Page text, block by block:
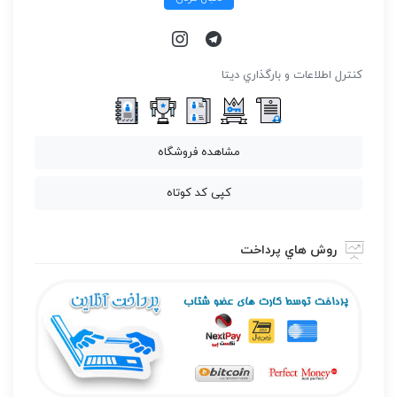
كنترل اطلاعات و بارگذاري ديتا
مشاهده فروشگاه
کپی کد کوتاه
روش هاي پرداخت